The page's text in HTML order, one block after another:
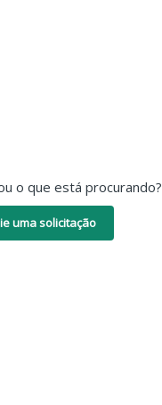
o que está procurando?
uma solicitação